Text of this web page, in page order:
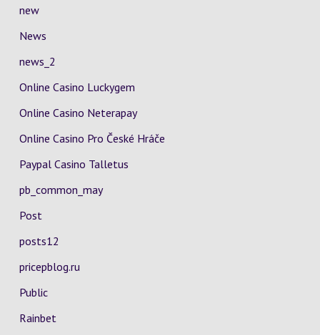
new
News
news_2
Online Casino Luckygem
Online Casino Neterapay
Online Casino Pro České Hráče
Paypal Casino Talletus
pb_common_may
Post
posts12
pricepblog.ru
Public
Rainbet